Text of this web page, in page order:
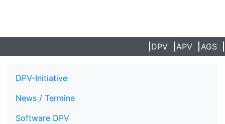
DPV APV AGS
DPV-Initiative
News / Termine
Software DPV